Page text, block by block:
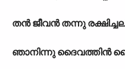
തൻ ജീവൻ തന്നു
ഞാനിന്നു ദൈവത്തിൻ